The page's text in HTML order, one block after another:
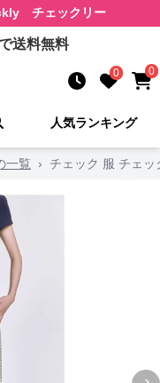
チェックリー
送料無料
0 0
人気ランキング
一覧 › チェック 服 チェ